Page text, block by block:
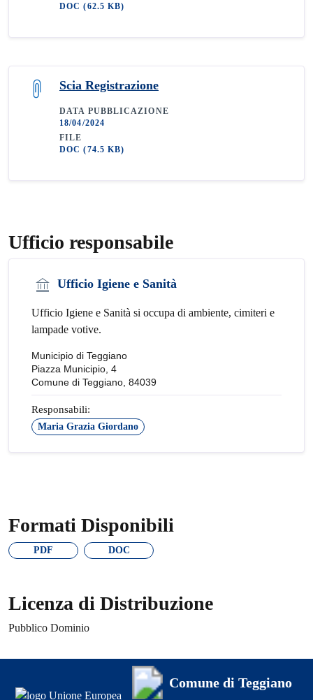
DOC(62.5 KB)
Scia Registrazione
DATA PUBBLICAZIONE
18/04/2024
FILE
DOC(74.5 KB)
Ufficio responsabile
Ufficio Igiene e Sanità
Ufficio Igiene e Sanità si occupa di ambiente, cimiteri e
lampade votive.
Municipio di Teggiano
Piazza Municipio, 4
Comune di Teggiano, 84039
Responsabili:
Maria Grazia Giordano
Formati Disponibili
PDF DOC
Licenza di Distribuzione
Pubblico Dominio
Comune di Teggiano